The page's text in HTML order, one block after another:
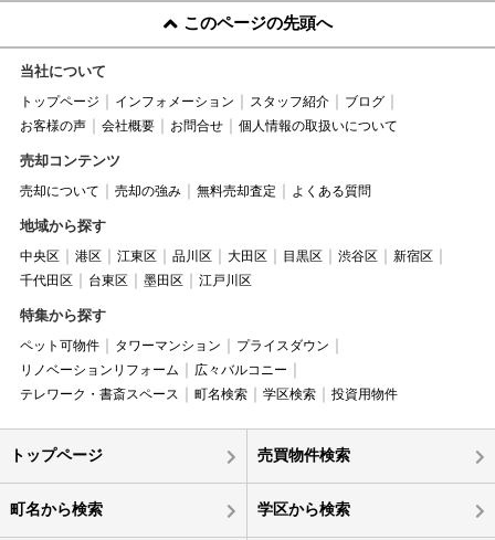
このページの先頭へ
当社について
トップページ インフォメーション スタッフ紹介
ブログ
お客様の声
会社概要 お問合せ 個人情報の取扱いについて
売却コンテンツ
売却について 売却の強み 無料売却査定 よくある質問
地域から探す
中央区 港区 江東区 品川区 大田区 目黒区 渋谷区
新宿区
千代田区
台東区 墨田区 江戸川区
特集から探す
ペット可物件 タワーマンション
プライスダウン
リノベーションリフォーム
広々バルコニー
テレワーク・書斎スペース
町名検索 学区検索 投資用物件
トップページ 売買物件検索
町名から検索 学区から検索